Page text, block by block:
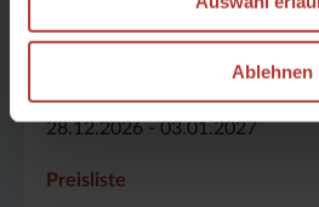
Ablehnen
Termin 2026 / 2027
28.12.2026 - 03.01.2027
Preisliste